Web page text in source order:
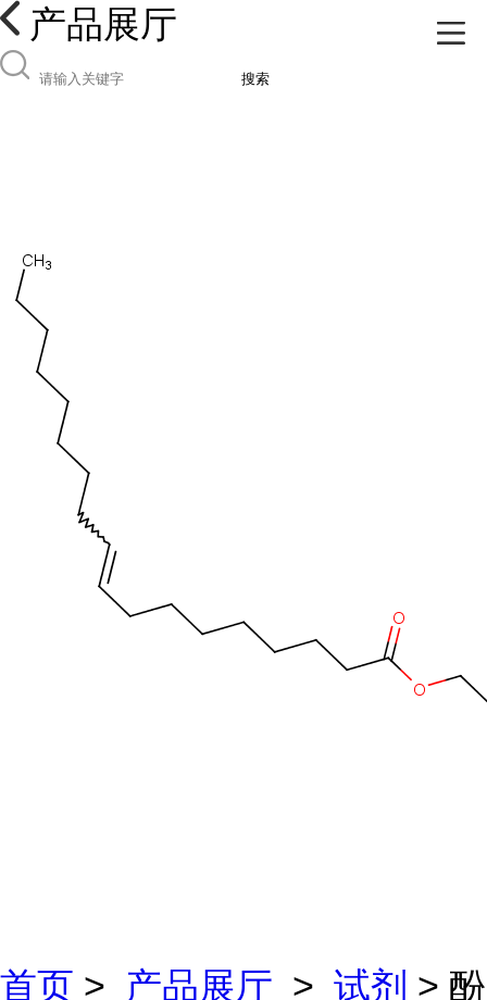
产品展厅
搜索
首页 > 产品展厅 > 试剂 > 酚